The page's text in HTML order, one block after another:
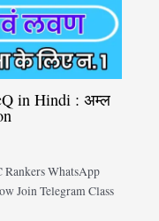
in Hindi : अम्ल
Rankers WhatsApp
Join Telegram Class